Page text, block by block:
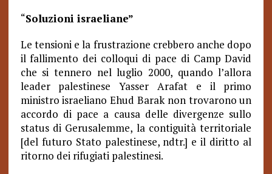
“Soluzioni israeliane”
Le tensioni e la frustrazione crebbero anche dopo
il fallimento dei colloqui di pace di Camp David
che si tennero nel luglio 2000, quando l’allora
leader palestinese Yasser Arafat e il primo
ministro israeliano Ehud Barak non trovarono un
accordo di pace a causa delle divergenze sullo
status di Gerusalemme, la contiguità territoriale
[del futuro Stato palestinese, ndtr.] e il diritto al
ritorno dei rifugiati palestinesi.